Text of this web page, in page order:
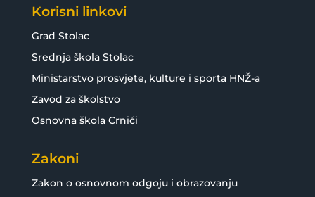
Korisni linkovi
Grad Stolac
Srednja škola Stolac
Ministarstvo prosvjete, kulture i sporta HNŽ-a
Zavod za školstvo
Osnovna škola Crnići
Zakoni
Zakon o osnovnom odgoju i obrazovanju